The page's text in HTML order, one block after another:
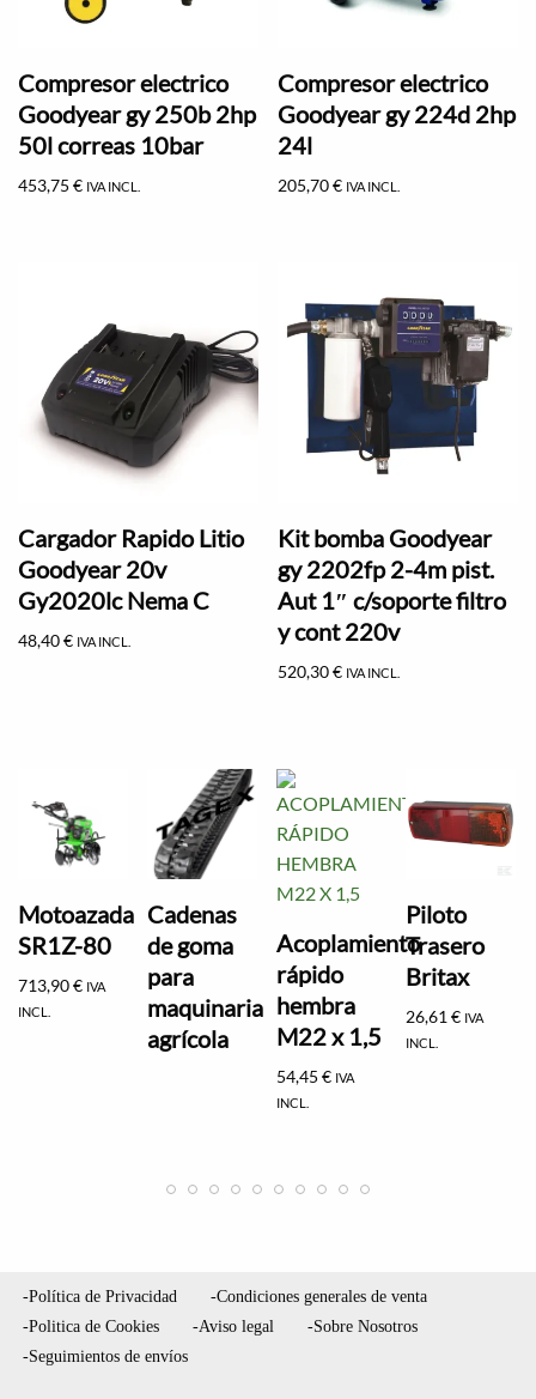
Compresor electrico
Goodyear gy 250b 2hp
50l correas 10bar
453,75 € IVA INCL.
Compresor electrico
Goodyear gy 224d 2hp
24l
205,70€ IVA INCL.
Cargador Rapido Litio
Goodyear 20v
Gy2020lc Nema C
48,40€ IVA INCL.
Kit bomba Goodyear
gy 2202fp 2-4m pist.
Aut 1″ c/soporte filtro
y cont 220v
520,30€ IVA INCL.
Motoazada
SR1Z-80
713,90€ IVA
INCL.
Cadenas
de goma
para
maquinaria
agrícola
Acoplamiento
rápido
hembra
M22 x 1,5
54,45€ IVA
INCL.
Piloto
Trasero
Britax
26,61€ IVA
INCL.
-Política de Privacidad
-Condiciones generales de venta
-Politica de Cookies
-Aviso legal
-Sobre Nosotros
-Seguimientos de envíos